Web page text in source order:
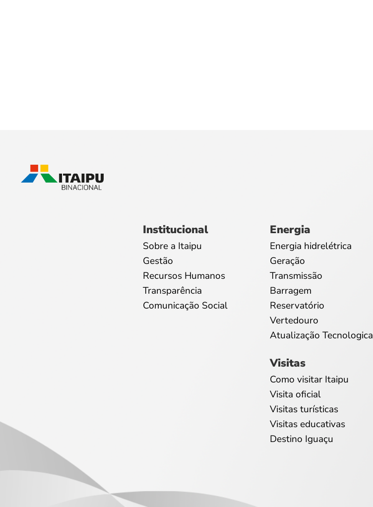
Institucional
Sobre a Itaipu
Gestão
Recursos Humanos
Transparência
Comunicação Social
Energia
Energia hidrelétrica
Geração
Transmissão
Barragem
Reservatório
Vertedouro
Atualização Tecnologica
Visitas
Como visitar Itaipu
Visita oficial
Visitas turísticas
Visitas educativas
Destino Iguaçu